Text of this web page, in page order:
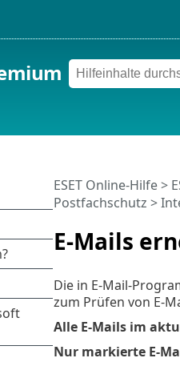
E-Mails
ESET Online-Hilfe>
Postfachschutz >
Die in E-Mail-
zum Prüfen von E-
Alle E-Mails im
Nur markierte E-